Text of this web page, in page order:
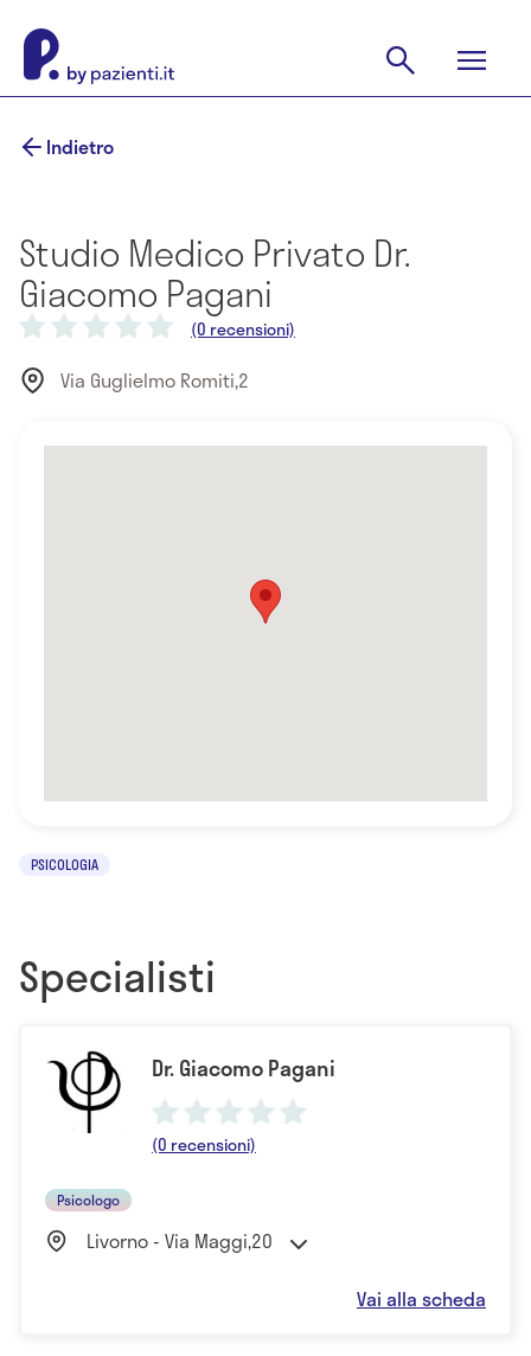
Indietro
Studio Medico Privato Dr.
Giacomo Pagani
(0 recensioni)
Via Guglielmo Romiti,2
PSICOLOGIA
Specialisti
Dr. Giacomo Pagani
(0 recensioni)
Psicologo
Livorno - Via Maggi,20
Vai alla scheda